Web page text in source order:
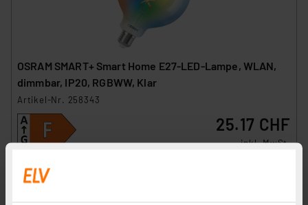
OSRAM SMART+ Smart Home E27-LED-Lampe, WLAN,
dimmbar, IP20, RGBWW, Klar
Artikel-Nr. 258343
25.17 CHF
inkl. MwSt.